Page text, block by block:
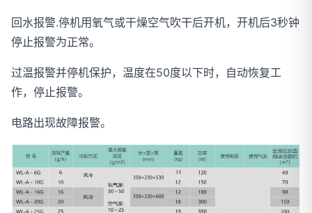
回水报警.停机用氧气或干燥空气吹干后开机，开机后3秒钟
停止报警为正常。
过温报警并停机保护，温度在50度以下时，自动恢复工
作，停止报警。
电路出现故障报警。